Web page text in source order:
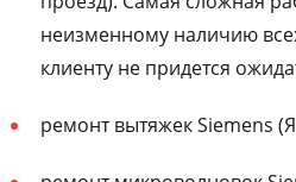
неизменному наличию
клиенту не придется
ремонт вытяжек Siemens